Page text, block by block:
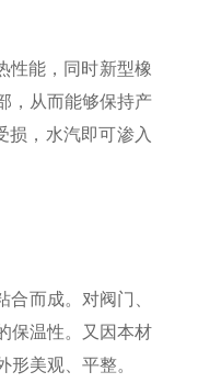
性能，同时新型橡
，从而能够保持产
损，水汽即可渗入
而成。对阀门、
保温性。又因本材
美观、平整。